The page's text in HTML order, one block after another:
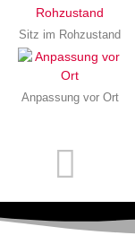
Sitz im Rohzustand
Anpassung vor Ort